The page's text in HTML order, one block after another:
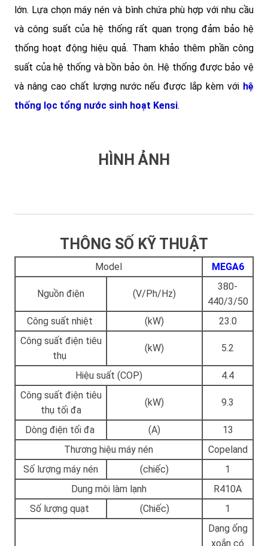
lớn. Lựa chọn máy nén và bình chứa phù hợp với nhu cầu
và công suất của hệ thống rất quan trọng đảm bảo hệ
thống hoạt động hiệu quả. Tham khảo thêm phần công
suất của hệ thống và bồn bảo ôn. Hệ thống được bảo vệ
và nâng cao chất lượng nước nếu được lắp kèm với hệ
thống lọc tổng nước sinh hoạt Kensi.
HÌNH ẢNH
THÔNG SỐ KỸ THUẬT
Model MEGA6
Nguồn điện (V/Ph/Hz)
380-
440/3/50
Công suất nhiệt
(kW)
23.0
Công suất điện tiêu
thụ
(kW) 5.2
Hiệu suất (COP)
4.4
Công suất điện tiêu
thụ tối đa
(kW) 9.3
Dòng điện tối đa (A)
13
Thương hiệu máy nén
Copeland
Số lượng máy nén
(chiếc)
1
Dung môi làm lạnh
R410A
Số lượng quạt
(Chiếc)
1
Dạng ống
xoắn có